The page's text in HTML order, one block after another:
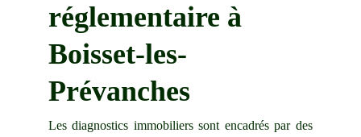
réglementaire à
Boisset-les-
Prévanches
Les diagnostics immobiliers sont encadrés par des